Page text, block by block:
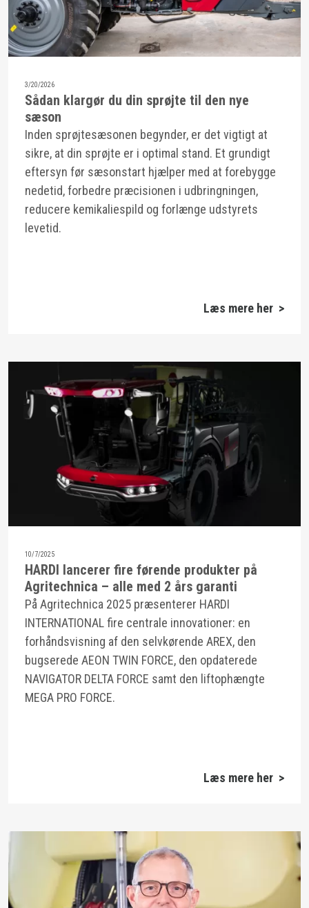
3/20/2026
Sådan klargør du din sprøjte til den nye
sæson
Inden sprøjtesæsonen begynder, er det vigtigt at
sikre, at din sprøjte er i optimal stand. Et grundigt
eftersyn før sæsonstart hjælper med at forebygge
nedetid, forbedre præcisionen i udbringningen,
reducere kemikaliespild og forlænge udstyrets
levetid.
Læs mere her >
10/7/2025
HARDI lancerer fire førende produkter på
Agritechnica – alle med 2 års garanti
På Agritechnica 2025 præsenterer HARDI
INTERNATIONAL fire centrale innovationer: en
forhåndsvisning af den selvkørende AREX, den
bugserede AEON TWIN FORCE, den opdaterede
NAVIGATOR DELTA FORCE samt den liftophængte
MEGA PRO FORCE.
Læs mere her >